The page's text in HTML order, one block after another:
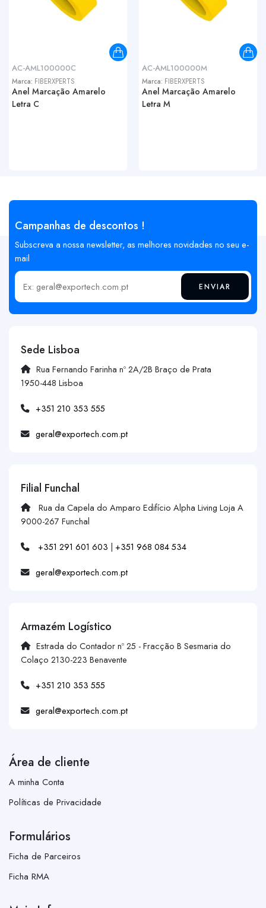
AC-AML100000C
Marca: FIBERXPERTS
Anel Marcação Amarelo
Letra C
AC-AML100000M
Marca: FIBERXPERTS
Anel Marcação Amarelo
Letra M
Campanhas de descontos !
Subscreva a nossa newsletter, as melhores novidades no seu e-
mail
Insira o seu email ENVIAR
Sede Lisboa
Rua Fernando Farinha nº 2A/2B Braço de Prata
1950-448 Lisboa
+351 210 353 555
geral@exportech.com.pt
Filial Funchal
Rua da Capela do Amparo Edifício Alpha Living Loja A
9000-267 Funchal
+351 291 601 603 | +351 968 084 534
geral@exportech.com.pt
Armazém Logístico
Estrada do Contador nº 25 - Fracção B Sesmaria do
Colaço 2130-223 Benavente
+351 210 353 555
geral@exportech.com.pt
Área de cliente
A minha Conta
Políticas de Privacidade
Formulários
Ficha de Parceiros
Ficha RMA